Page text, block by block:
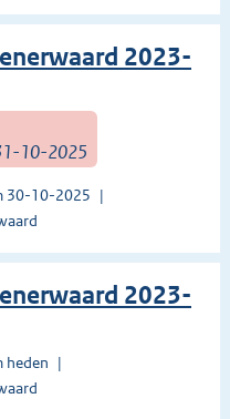
2023-
10-2025
30-10-2025
2023-
heden